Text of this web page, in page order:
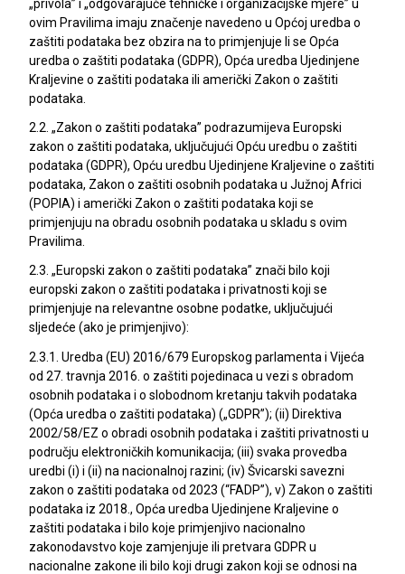
„privola” i „odgovarajuće tehničke i organizacijske mjere” u
ovim Pravilima imaju značenje navedeno u Općoj uredba o
zaštiti podataka bez obzira na to primjenjuje li se Opća
uredba o zaštiti podataka (GDPR), Opća uredba Ujedinjene
Kraljevine o zaštiti podataka ili američki Zakon o zaštiti
podataka.
2.2. „Zakon o zaštiti podataka” podrazumijeva Europski
zakon o zaštiti podataka, uključujući Opću uredbu o zaštiti
podataka (GDPR), Opću uredbu Ujedinjene Kraljevine o zaštiti
podataka, Zakon o zaštiti osobnih podataka u Južnoj Africi
(POPIA) i američki Zakon o zaštiti podataka koji se
primjenjuju na obradu osobnih podataka u skladu s ovim
Pravilima.
2.3. „Europski zakon o zaštiti podataka” znači bilo koji
europski zakon o zaštiti podataka i privatnosti koji se
primjenjuje na relevantne osobne podatke, uključujući
sljedeće (ako je primjenjivo):
2.3.1. Uredba (EU) 2016/679 Europskog parlamenta i Vijeća
od 27. travnja 2016. o zaštiti pojedinaca u vezi s obradom
osobnih podataka i o slobodnom kretanju takvih podataka
(Opća uredba o zaštiti podataka) („GDPR”); (ii) Direktiva
2002/58/EZ o obradi osobnih podataka i zaštiti privatnosti u
području elektroničkih komunikacija; (iii) svaka provedba
uredbi (i) i (ii) na nacionalnoj razini; (iv) Švicarski savezni
zakon o zaštiti podataka od 2023 (“FADP”), v) Zakon o zaštiti
podataka iz 2018., Opća uredba Ujedinjene Kraljevine o
zaštiti podataka i bilo koje primjenjivo nacionalno
zakonodavstvo koje zamjenjuje ili pretvara GDPR u
nacionalne zakone ili bilo koji drugi zakon koji se odnosi na